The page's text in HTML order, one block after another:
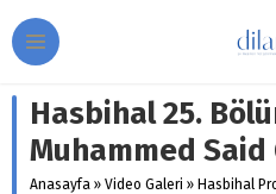
Hasbihal 25.
Muhammed Said
Anasayfa » Video Galeri » Hasbihal